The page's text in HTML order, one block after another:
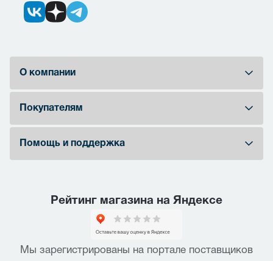
О компании
Покупателям
Помощь и поддержка
Рейтинг магазина на Яндексе
Мы зарегистрированы на портале поставщиков